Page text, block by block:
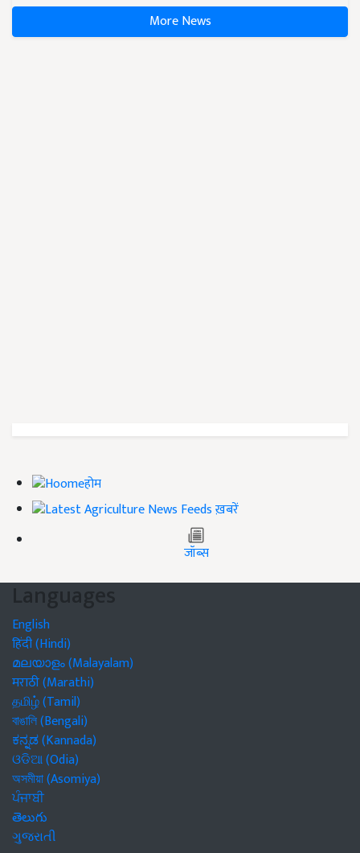
More News
होम
ख़बरें
जॉब्स
Languages
English
हिंदी (Hindi)
മലയാളം (Malayalam)
मराठी (Marathi)
தமிழ் (Tamil)
বাঙালি (Bengali)
ಕನ್ನಡ (Kannada)
ଓଡିଆ (Odia)
অসমীয়া (Asomiya)
ਪੰਜਾਬੀ
తెలుగు
ગુજરાતી